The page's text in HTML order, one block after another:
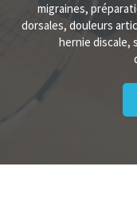
migraines,
dorsales, douleurs
hernie discale,